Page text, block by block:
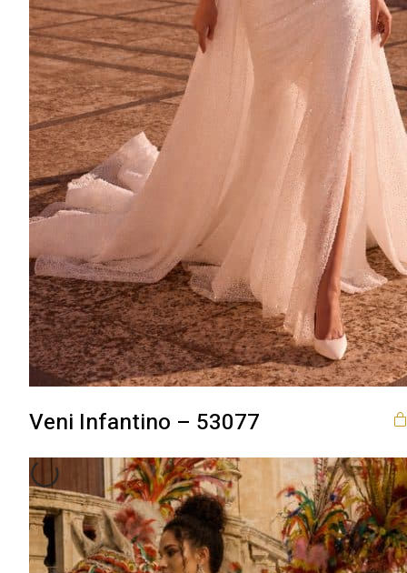
Veni Infantino – 53077